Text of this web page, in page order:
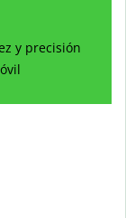
y precisión